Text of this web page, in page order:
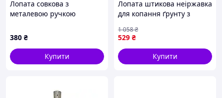
Лопата совкова з
металевою ручкою
FLORA (5045594)
380 ₴
Купити
Лопата штикова неіржавка
для копання ґрунту з
легка та міцна
529 ₴
1 058₴
Купити